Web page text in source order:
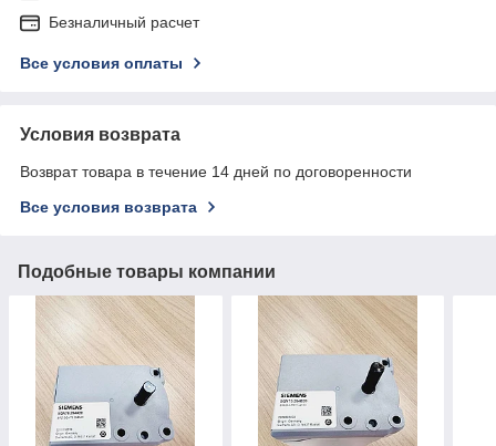
Безналичный расчет
Все условия оплаты
Условия возврата
Возврат товара в течение 14 дней по договоренности
Все условия возврата
Подобные товары компании